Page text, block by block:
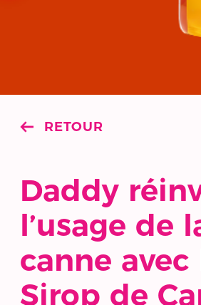
RETOUR
Daddy
l’usage de
canne avec
Sirop de